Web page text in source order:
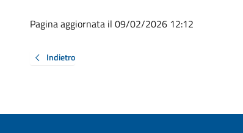
Pagina aggiornata il 09/02/2026 12:12
Indietro